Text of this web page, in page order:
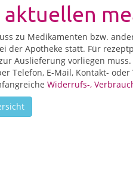
aktuellen
zu Medikamenten bzw.
der Apotheke statt. Für
Auslieferung vorliegen
Telefon, E-Mail, Kontakt-
Widerrufs-,